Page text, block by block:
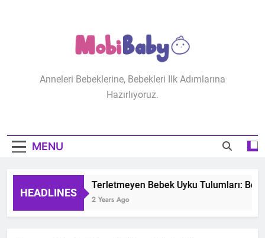
MobiBaby
Anneleri Bebeklerine, Bebekleri Ilk Adımlarına
Hazırlıyoruz.
MENU
HEADLINES
Terletmeyen Bebek Uyku Tulumları:
2 Years Ago